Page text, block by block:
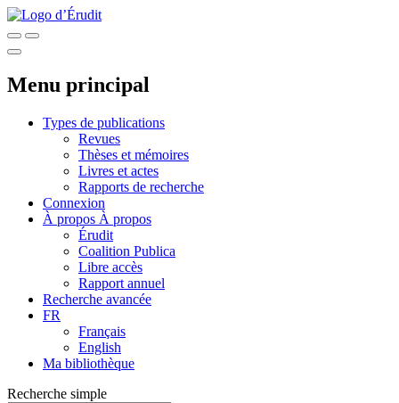
Menu principal
Types de publications
Revues
Thèses et mémoires
Livres et actes
Rapports de recherche
Connexion
À propos À propos
Érudit
Coalition Publica
Libre accès
Rapport annuel
Recherche avancée
FR
Français
English
Ma bibliothèque
Recherche simple